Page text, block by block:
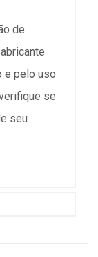
de
e pelo uso
se
seu